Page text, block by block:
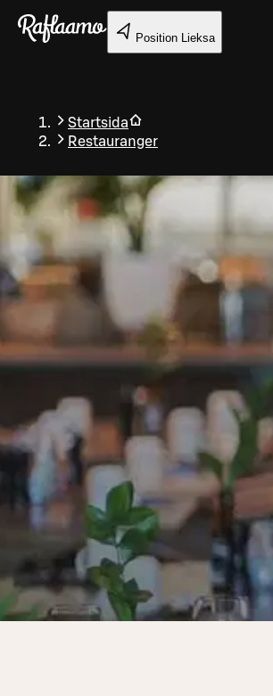
Gå till huvudinnehållet
Position Lieksa
Startsida
Restauranger